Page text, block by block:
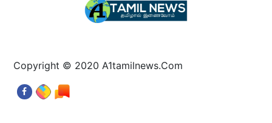
Copyright © 2020 A1tamilnews.Com